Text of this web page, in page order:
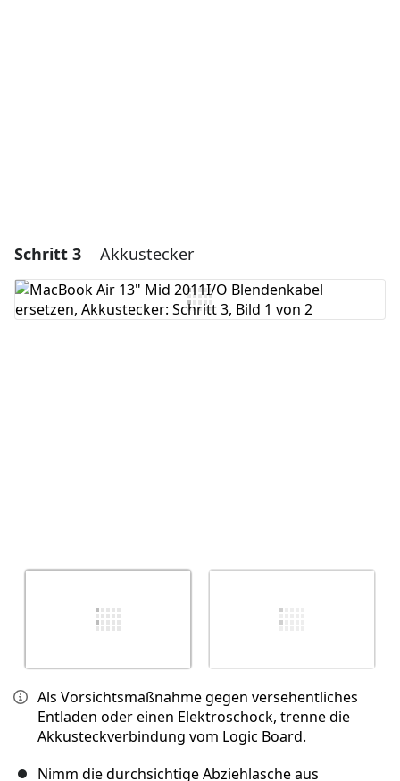
Schritt 3 Akkustecker
Als Vorsichtsmaßnahme gegen versehentliches
Entladen oder einen Elektroschock, trenne die
Akkusteckverbindung vom Logic Board.
Nimm die durchsichtige Abziehlasche aus